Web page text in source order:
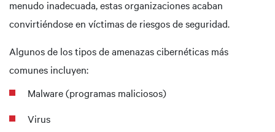
menudo inadecuada, estas organizaciones acaban
convirtiéndose en víctimas de riesgos de seguridad.
Algunos de los tipos de amenazas cibernéticas más
comunes incluyen:
Malware (programas maliciosos)
Virus